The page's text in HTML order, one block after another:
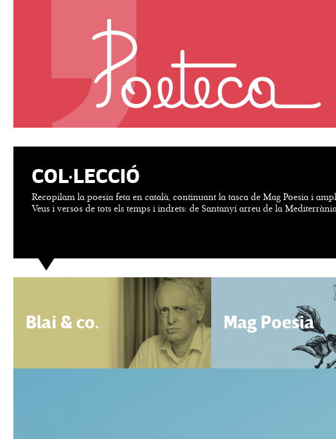
COL·LECCIÓ
Recopilam la poesia feta en català, continuant la tasca de Mag Poesia i
Veus i versos de tots els temps i indrets: de Santanyí arreu de la
Blai & co. Mag Poesia